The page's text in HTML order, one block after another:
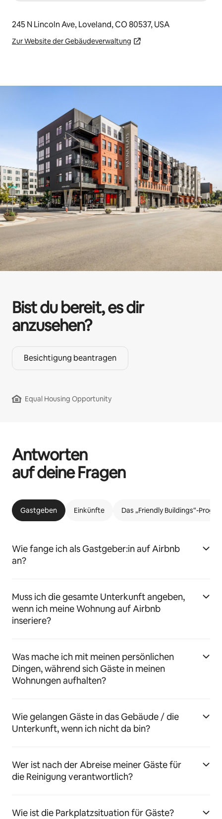
245 N Lincoln Ave, Loveland, CO 80537, USA
Zur Website der Gebäudeverwaltung
Bist du bereit, es dir
anzusehen?
Besichtigung beantragen
Equal Housing Opportunity
Antworten
auf deine Fragen
Gastgeben Einkünfte Das „Friendly Buildings“-
Wie fange ich als Gastgeber:in auf Airbnb
an?
Muss ich die gesamte Unterkunft angeben,
wenn ich meine Wohnung auf Airbnb
inseriere?
Was mache ich mit meinen persönlichen
Dingen, während sich Gäste in meinen
Wohnungen aufhalten?
Wie gelangen Gäste in das Gebäude / die
Unterkunft, wenn ich nicht da bin?
Wer ist nach der Abreise meiner Gäste für
die Reinigung verantwortlich?
Wie ist die Parkplatzsituation für Gäste?